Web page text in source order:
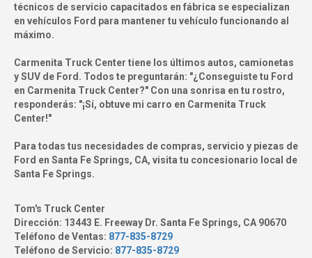
técnicos de servicio capacitados en fábrica se especializan
en vehículos Ford para mantener tu vehículo funcionando al
máximo.
Carmenita Truck Center tiene los últimos autos, camionetas
y SUV de Ford. Todos te preguntarán: "¿Conseguiste tu Ford
en Carmenita Truck Center?" Con una sonrisa en tu rostro,
responderás: "¡Sí, obtuve mi carro en Carmenita Truck
Center!"
Para todas tus necesidades de compras, servicio y piezas de
Ford en Santa Fe Springs, CA, visita tu concesionario local de
Santa Fe Springs.
Tom's Truck Center
Dirección: 13443 E. Freeway Dr. Santa Fe Springs, CA 90670
Teléfono de Ventas: 877-835-8729
Teléfono de Servicio: 877-835-8729